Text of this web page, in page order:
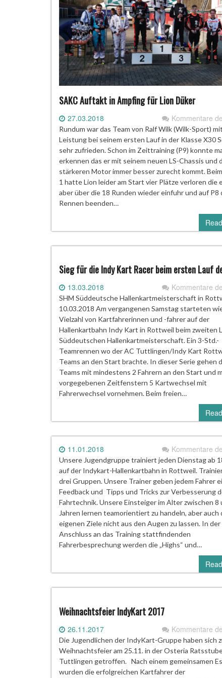
SAKC Auftakt in Ampfing für Lion Düker
27.03.2018 Kommentare
Rundum war das Team von Ralf Wilk (Wilk-Sport)
Leistung bei seinem ersten Lauf in der Klasse X30
sehr zufrieden. Schon im Zeittraining (P9) konnte
erkennen das er mit seinem neuen LS-Chassis und
stärkeren Motor immer besser zurecht kommt.
1 hatte Lion leider am Start vier Plätze verloren die
aber über die 18 Runden wieder einfuhr und auf P8
Rennen beenden…
Sieg für die Indy Kart Racer beim ersten Lauf
13.03.2018 Kommentare
SHM Süddeutsche Hallenkartmeisterschaft in
10.03.2018 Am vergangenen Samstag starteten
Vielzahl von Kartfahrerinnen und -fahrer auf der
Hallenkartbahn Indy Kart in Rottweil beim zweiten
Süddeutschen Hallenkartmeisterschaft. Ein 3-Std.-
Teamrennen wo der AC Tuttlingen/Indy Kart
Teams an den Start brachte. In dieser Serie gehen
Teams mit mindestens 2 Fahrern an den Start und
vorgegebenen Zeitfenstern 5 Kartwechsel mit
Fahrerwechsel vornehmen. Beim freien…
11.01.2018 Kommentare
Unsere Jugendgruppe trainiert jeden Dienstag ab
auf der Indykart-Hallenkartbahn in Rottweil.
drei Gruppen. Unsere Trainer geben jedem Fahrer
Feedback und Tipps und Tricks zur Verbesserung
Fahrtechnik. Unsere Einsteiger im Alter zwischen 8
Jahren lernen teamorientiert zu handeln, aber auch
eigenen Ziele nicht aus den Augen zu lassen. In der
Anschluss an das Training stattfindenden
Fahrerbesprechung werden die „Highs“ und…
Weihnachtsfeier IndyKart 2017
26.11.2017 Kommentare
Die Jugendlichen der IndyKart-Gruppe haben sich
Weihnachtsfeier am 25.11. in der Osteria
Tuttlingen getroffen. Nach einem gemeinsamen
wurden die erfolgreichen Kartfahrer der